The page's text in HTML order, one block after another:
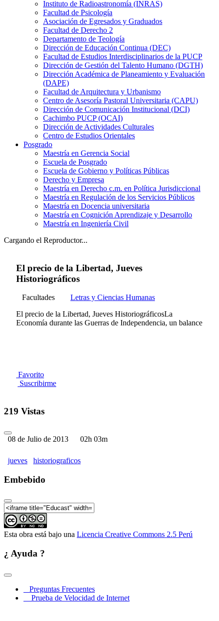
Instituto de Radioastronomía (INRAS)
Facultad de Psicología
Asociación de Egresados y Graduados
Facultad de Derecho 2
Departamento de Teología
Dirección de Educación Continua (DEC)
Facultad de Estudios Interdisciplinarios de la PUCP
Dirección de Gestión del Talento Humano (DGTH)
Dirección Académica de Planeamiento y Evaluación
(DAPE)
Facultad de Arquitectura y Urbanismo
Centro de Asesoría Pastoral Universitaria (CAPU)
Dirección de Comunicación Institucional (DCI)
Cachimbo PUCP (OCAI)
Dirección de Actividades Culturales
Centro de Estudios Orientales
Posgrado
Maestría en Gerencia Social
Escuela de Posgrado
Escuela de Gobierno y Políticas Públicas
Derecho y Empresa
Maestría en Derecho c.m. en Política Jurisdiccional
Maestría en Regulación de los Servicios Públicos
Maestría en Docencia universitaria
Maestría en Cognición Aprendizaje y Desarrollo
Maestría en Ingeniería Civil
Cargando el Reproductor...
El precio de la Libertad, Jueves
Historiográficos
Facultades
Letras y Ciencias Humanas
El precio de la Libertad, Jueves HistoriográficosLa
Economía durante las Guerras de Independencia, un balance
Favorito
Suscribirme
219 Vistas
08 de Julio de 2013 02h 03m
jueves historiograficos
Embebido
Esta obra está bajo una Licencia Creative Commons 2.5 Perú
¿ Ayuda ?
Preguntas Frecuentes
Prueba de Velocidad de Internet